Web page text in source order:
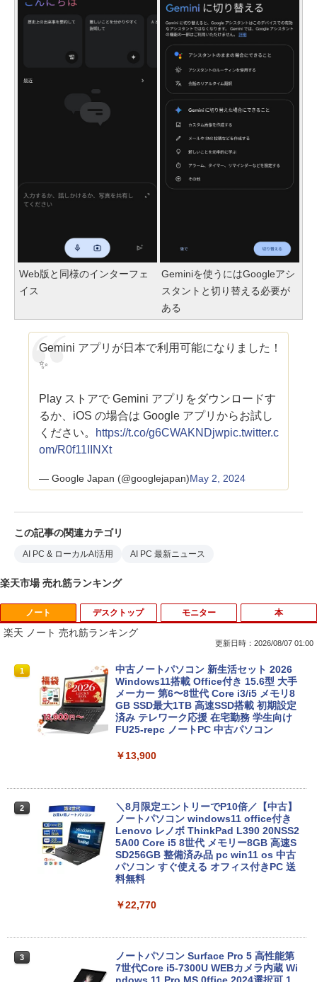
Web版と同様のインターフェ
イス
Geminiを使うにはGoogleアシ
スタントと切り替える必要が
ある
Gemini アプリが日本で利用可能になりました！
✨
Play ストアで Gemini アプリをダウンロードす
るか、iOS の場合は Google アプリからお試し
ください。 https://t.co/g6CWAKNDjwpic.twitter.c
om/R0f11IINXt
— Google Japan (@googlejapan)May 2, 2024
この記事の関連カテゴリ
AI PC & ローカルAI活用 AI PC 最新ニュース
楽天市場 売れ筋ランキング
ノート
楽天 ノート 売れ筋ランキング
更新日時：2026/08/07 01:00
1
中古ノートパソコン 新生活セット 2026
Windows11搭載 Office付き 15.6型 大手
メーカー 第6〜8世代 Core i3/i5 メモリ8
GB SSD最大1TB 高速SSD搭載 初期設定
済み テレワーク応援 在宅勤務 学生向け
FU25-repc ノートPC 中古パソコン
￥13,900
2
＼8月限定エントリーでP10倍／【中古】
ノートパソコン windows11 office付き
Lenovo レノボ ThinkPad L390 20NSS2
5A00 Core i5 8世代 メモリー8GB 高速S
SD256GB 整備済み品 pc win11 os 中古
パソコン すぐ使える オフィス付きPC 送
料無料
￥22,770
3
ノートパソコン Surface Pro 5 高性能第
7世代Core i5-7300U WEBカメラ内蔵 Wi
デスクトップ モニター 本